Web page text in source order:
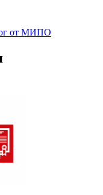
от МИПО